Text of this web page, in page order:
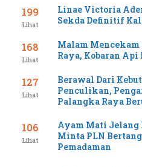
199
Lihat
Linae Victoria
Sekda Definitif
168
Lihat
Malam Mencekam
Raya, Kobaran
127
Lihat
Berawal Dari
Penculikan,
Palangka Raya
106
Lihat
Ayam Mati Jelang
Minta PLN
Pemadaman